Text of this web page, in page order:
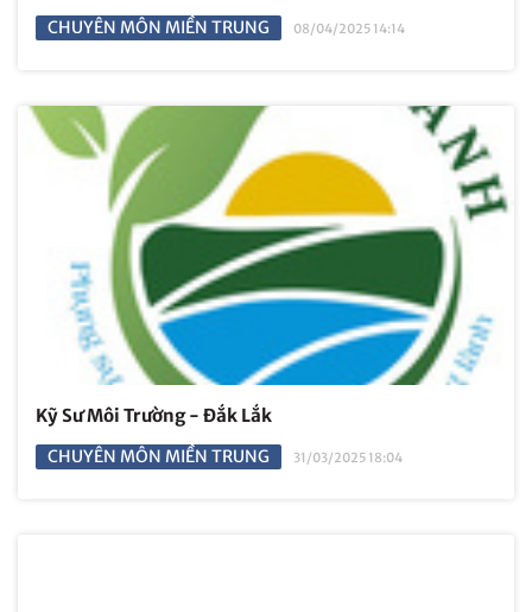
CHUYÊN MÔN MIỀN TRUNG 08/04/2025 14:14
Kỹ Sư Môi Trường - Đắk Lắk
CHUYÊN MÔN MIỀN TRUNG 31/03/2025 18:04